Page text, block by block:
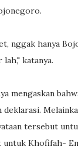
nggak hanya
katanya.
mengaskan
tersebut
untuk Khofifah-